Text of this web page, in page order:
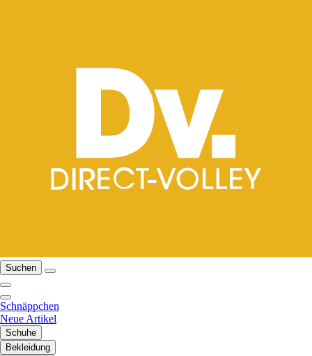
Suchen
Schnäppchen
Neue Artikel
Schuhe
Bekleidung